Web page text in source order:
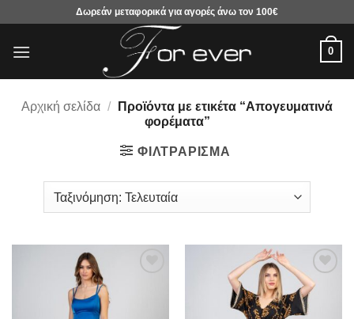
περιεχόμενο
Δωρεάν μεταφορικά για αγορές άνω τον 100€
0
Αρχική σελίδα /
Προϊόντα με ετικέτα “Απογευματινά
φορέματα”
ΦΙΛΤΡΆΡΙΣΜΑ
Προσθήκη
στα
αγαπημένα